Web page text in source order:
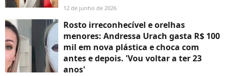
12 de junho de 2026
Rosto irreconhecível e orelhas
menores: Andressa Urach gasta R$ 100
mil em nova plástica e choca com
antes e depois. 'Vou voltar a ter 23
anos'